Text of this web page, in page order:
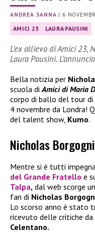
ANDREA SANNA | 6
AMICI 23 LAURA PAUSINI
L’ex allievo di Amici 23,
Laura Pausini.
Bella notizia per
scuola di Amici di Maria
corpo di ballo del tour di
4 novembre da Londra!
del talent show, Kumo.
Nicholas
Mentre si è tutti
del Grande Fratello e
Talpa, dal web scorge
fan di Nicholas
Lo scorso anno è stato
ricevuto delle critiche
Celentano.